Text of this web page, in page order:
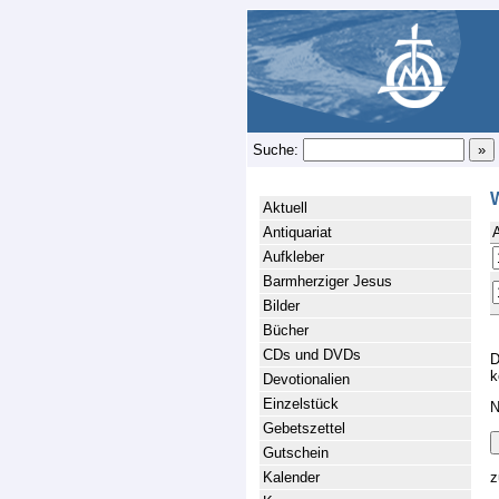
Suche:
Aktuell
Antiquariat
Aufkleber
Barmherziger Jesus
Bilder
Bücher
CDs und DVDs
Devotionalien
Einzelstück
Gebetszettel
Gutschein
Kalender